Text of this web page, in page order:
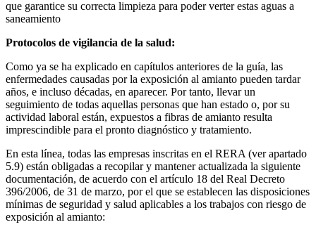
que garantice su correcta limpieza para poder verter estas aguas a
saneamiento
Protocolos de vigilancia de la salud:
Como ya se ha explicado en capítulos anteriores de la guía, las
enfermedades causadas por la exposición al amianto pueden tardar
años, e incluso décadas, en aparecer. Por tanto, llevar un
seguimiento de todas aquellas personas que han estado o, por su
actividad laboral están, expuestos a fibras de amianto resulta
imprescindible para el pronto diagnóstico y tratamiento.
En esta línea, todas las empresas inscritas en el RERA (ver apartado
5.9) están obligadas a recopilar y mantener actualizada la siguiente
documentación, de acuerdo con el artículo 18 del Real Decreto
396/2006, de 31 de marzo, por el que se establecen las disposiciones
mínimas de seguridad y salud aplicables a los trabajos con riesgo de
exposición al amianto: